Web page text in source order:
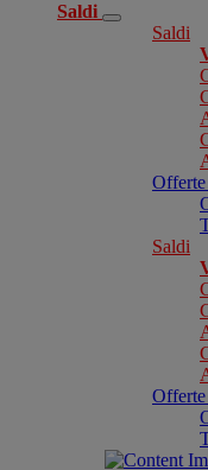
Saldi
Saldi
Saldi